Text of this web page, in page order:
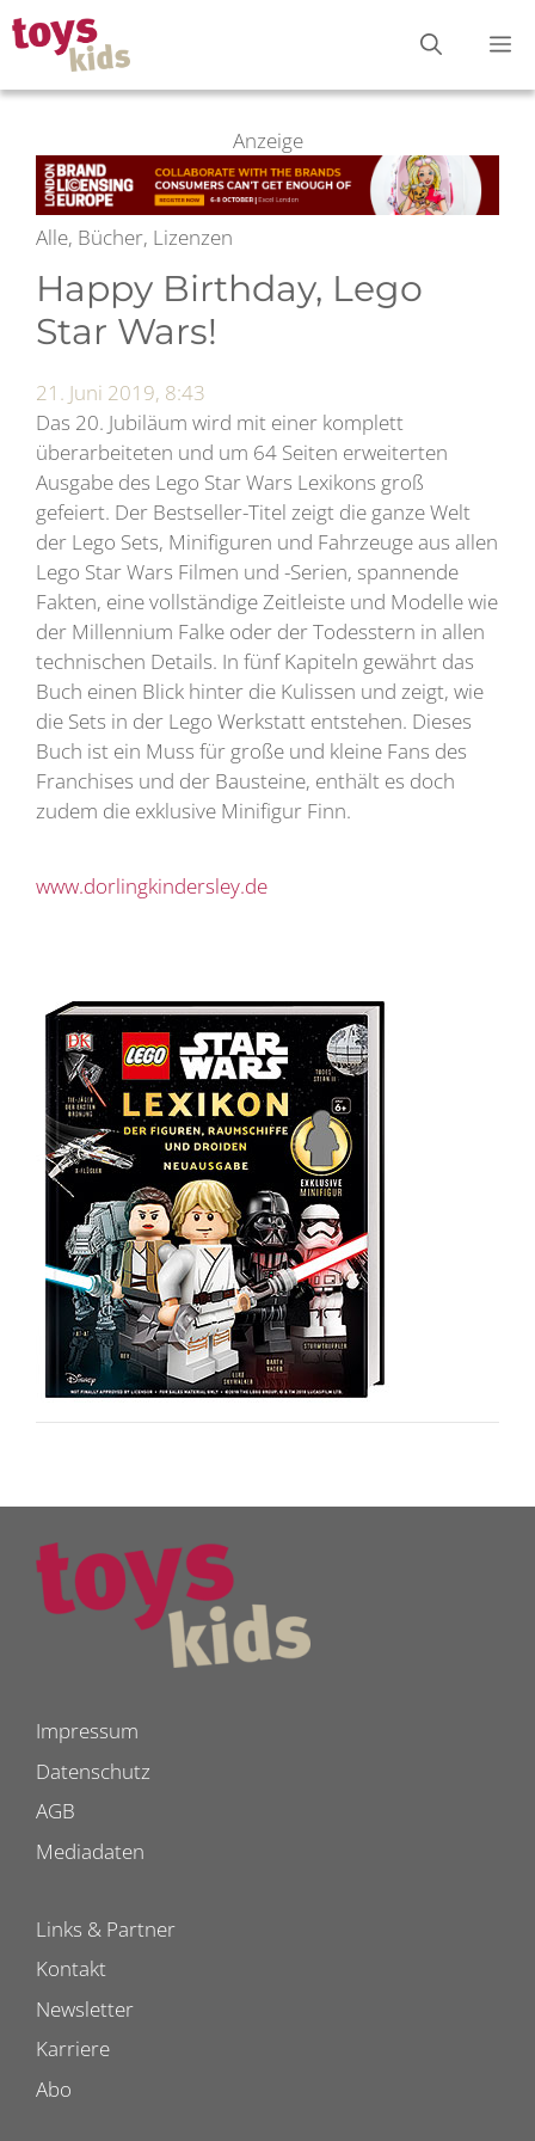
Zum
Inhalt
springen
Anzeige
Alle, Bücher, Lizenzen
Happy Birthday, Lego
Star Wars!
21. Juni 2019, 8:43
Das 20. Jubiläum wird mit einer komplett
überarbeiteten und um 64 Seiten erweiterten
Ausgabe des Lego Star Wars Lexikons groß
gefeiert. Der Bestseller-Titel zeigt die ganze Welt
der Lego Sets, Minifiguren und Fahrzeuge aus allen
Lego Star Wars Filmen und -Serien, spannende
Fakten, eine vollständige Zeitleiste und Modelle wie
der Millennium Falke oder der Todesstern in allen
technischen Details. In fünf Kapiteln gewährt das
Buch einen Blick hinter die Kulissen und zeigt, wie
die Sets in der Lego Werkstatt entstehen. Dieses
Buch ist ein Muss für große und kleine Fans des
Franchises und der Bausteine, enthält es doch
zudem die exklusive Minifigur Finn.
www.dorlingkindersley.de
Impressum
Datenschutz
AGB
Mediadaten
Links & Partner
Kontakt
Newsletter
Karriere
Abo